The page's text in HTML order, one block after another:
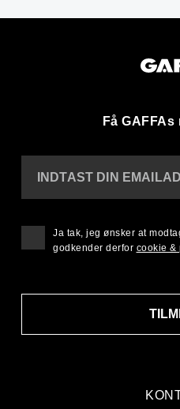
Få GAFFAs
INDTAST DIN
Ja tak, jeg ønsker at
godkender derfor cookie &